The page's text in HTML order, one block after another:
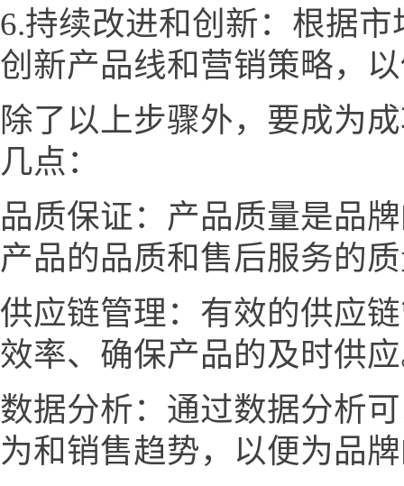
6.持续改进和创新：根据
创新产品线和营销策略，
除了以上步骤外，要成为
几点：
品质保证：产品质量是品
产品的品质和售后服务的
供应链管理：有效的供应
效率、确保产品的及时供
数据分析：通过数据分析
为和销售趋势，以便为品